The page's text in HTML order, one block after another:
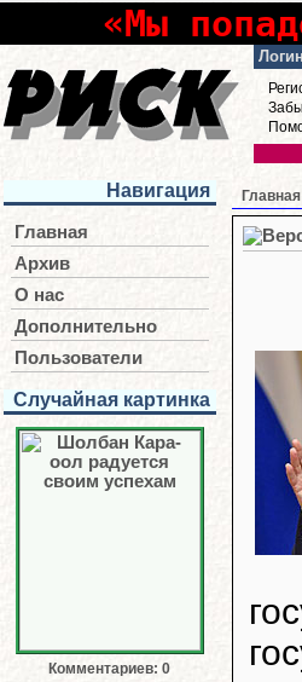
«Мы
Навигация
Главная
Архив
О нас
Дополнительно
Пользователи
Случайная картинка
Комментариев: 0
Главная